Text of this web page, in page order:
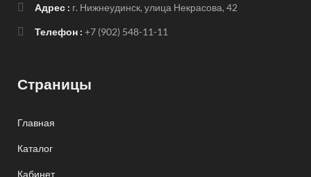
Адрес : г. Нижнеудинск, улица Некрасова, 42
Телефон : +7 (902) 548-11-11
Страницы
Главная
Каталог
Кабинет